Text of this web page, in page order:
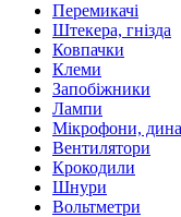
Перемикачі
Штекера, гнізда
Ковпачки
Клеми
Запобіжники
Лампи
Мікрофони,
Вентилятори
Крокодили
Шнури
Вольтметри